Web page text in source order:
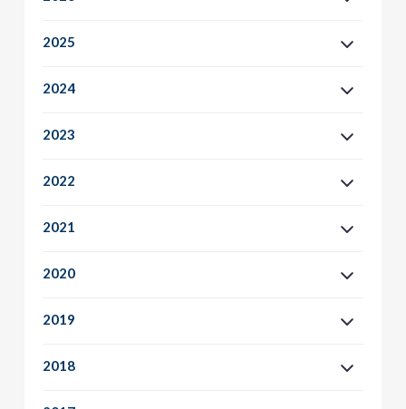
2025
2024
2023
2022
2021
2020
2019
2018